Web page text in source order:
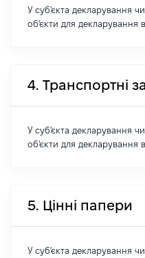
У суб'єкта декларування чи
об'єкти для декларування
4. Транспортні
У суб'єкта декларування чи
об'єкти для декларування
5. Цінні папери
У суб'єкта декларування чи